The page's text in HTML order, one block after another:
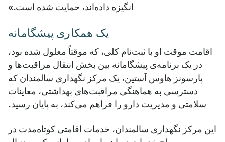
انگیزه داده‌اند، حمایت شده است.»
یک همکاری پیشگامانه
اقامت موقت او با ثبت‌نام کلی، که موقتاً معلول شده بود،
در یک برنامه‌ی پیشگامانه بین بخش انتقال مراقبت‌ها و
پارسونز هاوس آستین، یک مرکز نگهداری سالمندان که
دسترسی به هماهنگی مراقبت‌های بهداشتی، معاینات
سلامتی و مدیریت دارو را فراهم می‌کند، به پایان رسید.
این مرکز نگهداری سالمندان، خدمات اقامتی کوتاه‌مدت در